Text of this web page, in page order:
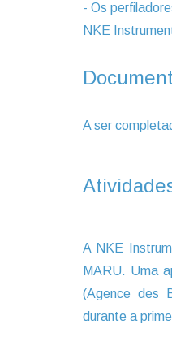
- Os
NKE
A ser
A NKE
MARU. Uma
(Agence des
durante a